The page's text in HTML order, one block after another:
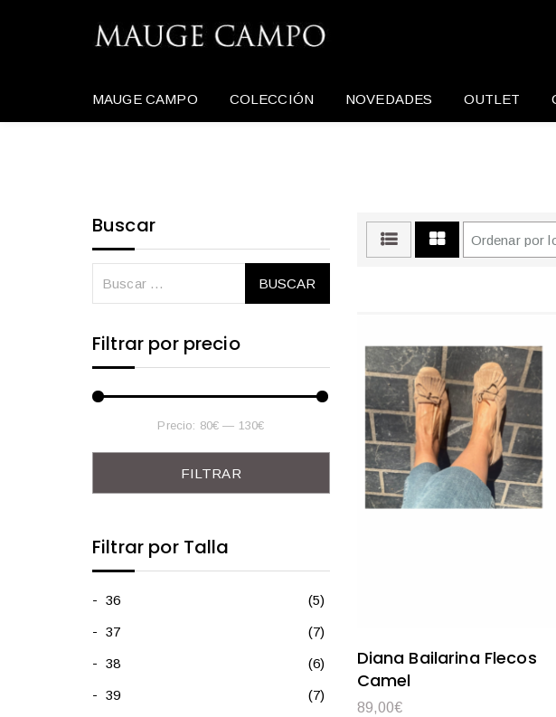
MAUGE CAMPO COLECCIÓN NOVEDADES OUTLET
Diana Bailarina Flecos
Camel
89,00€
Buscar
Filtrar por precio
FILTRAR
Precio: 80€ — 130€
Filtrar por Talla
36 (5)
37 (7)
38 (6)
39 (7)